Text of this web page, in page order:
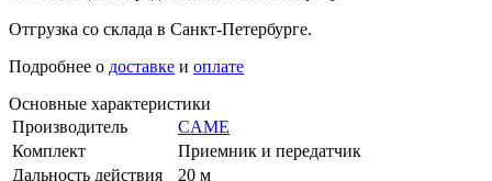
Отгрузка со склада в Санкт-Петербурге.
Подробнее о доставке и оплате
Основные характеристики
Производитель
CAME
Комплект
Приемник и передатчик
Дальность действия
20 м